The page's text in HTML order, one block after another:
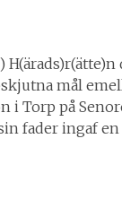
mål
i Torp på
fader ingaf